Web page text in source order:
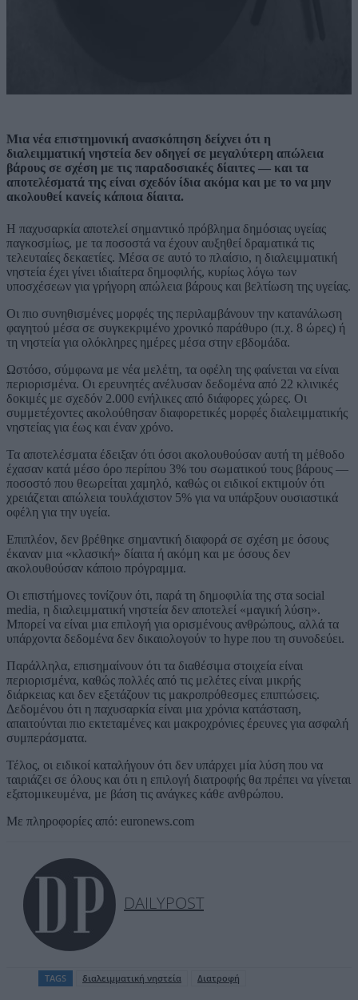
Μια νέα επιστημονική ανασκόπηση δείχνει ότι η
διαλειμματική νηστεία δεν οδηγεί σε μεγαλύτερη απώλεια
βάρους σε σχέση με τις παραδοσιακές δίαιτες — και τα
αποτελέσματά της είναι σχεδόν ίδια ακόμα και με το να μην
ακολουθεί κανείς κάποια δίαιτα.
Η παχυσαρκία αποτελεί σημαντικό πρόβλημα δημόσιας υγείας
παγκοσμίως, με τα ποσοστά να έχουν αυξηθεί δραματικά τις
τελευταίες δεκαετίες. Μέσα σε αυτό το πλαίσιο, η διαλειμματική
νηστεία έχει γίνει ιδιαίτερα δημοφιλής, κυρίως λόγω των
υποσχέσεων για γρήγορη απώλεια βάρους και βελτίωση της υγείας.
Οι πιο συνηθισμένες μορφές της περιλαμβάνουν την κατανάλωση
φαγητού μέσα σε συγκεκριμένο χρονικό παράθυρο (π.χ. 8 ώρες) ή
τη νηστεία για ολόκληρες ημέρες μέσα στην εβδομάδα.
Ωστόσο, σύμφωνα με νέα μελέτη, τα οφέλη της φαίνεται να είναι
περιορισμένα. Οι ερευνητές ανέλυσαν δεδομένα από 22 κλινικές
δοκιμές με σχεδόν 2.000 ενήλικες από διάφορες χώρες. Οι
συμμετέχοντες ακολούθησαν διαφορετικές μορφές διαλειμματικής
νηστείας για έως και έναν χρόνο.
Τα αποτελέσματα έδειξαν ότι όσοι ακολουθούσαν αυτή τη μέθοδο
έχασαν κατά μέσο όρο περίπου 3% του σωματικού τους βάρους —
ποσοστό που θεωρείται χαμηλό, καθώς οι ειδικοί εκτιμούν ότι
χρειάζεται απώλεια τουλάχιστον 5% για να υπάρξουν ουσιαστικά
οφέλη για την υγεία.
Επιπλέον, δεν βρέθηκε σημαντική διαφορά σε σχέση με όσους
έκαναν μια «κλασική» δίαιτα ή ακόμη και με όσους δεν
ακολουθούσαν κάποιο πρόγραμμα.
Οι επιστήμονες τονίζουν ότι, παρά τη δημοφιλία της στα social
media, η διαλειμματική νηστεία δεν αποτελεί «μαγική λύση».
Μπορεί να είναι μια επιλογή για ορισμένους ανθρώπους, αλλά τα
υπάρχοντα δεδομένα δεν δικαιολογούν το hype που τη συνοδεύει.
Παράλληλα, επισημαίνουν ότι τα διαθέσιμα στοιχεία είναι
περιορισμένα, καθώς πολλές από τις μελέτες είναι μικρής
διάρκειας και δεν εξετάζουν τις μακροπρόθεσμες επιπτώσεις.
Δεδομένου ότι η παχυσαρκία είναι μια χρόνια κατάσταση,
απαιτούνται πιο εκτεταμένες και μακροχρόνιες έρευνες για ασφαλή
συμπεράσματα.
Τέλος, οι ειδικοί καταλήγουν ότι δεν υπάρχει μία λύση που να
ταιριάζει σε όλους και ότι η επιλογή διατροφής θα πρέπει να γίνεται
εξατομικευμένα, με βάση τις ανάγκες κάθε ανθρώπου.
Με πληροφορίες από: euronews.com
DAILYPOST
TAGS διαλειμματική νηστεία Διατροφή